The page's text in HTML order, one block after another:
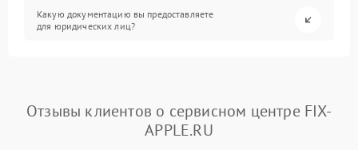
Какую документацию вы предоставляете
для юридических лиц?
Отзывы клиентов о сервисном центре FIX-
APPLE.RU